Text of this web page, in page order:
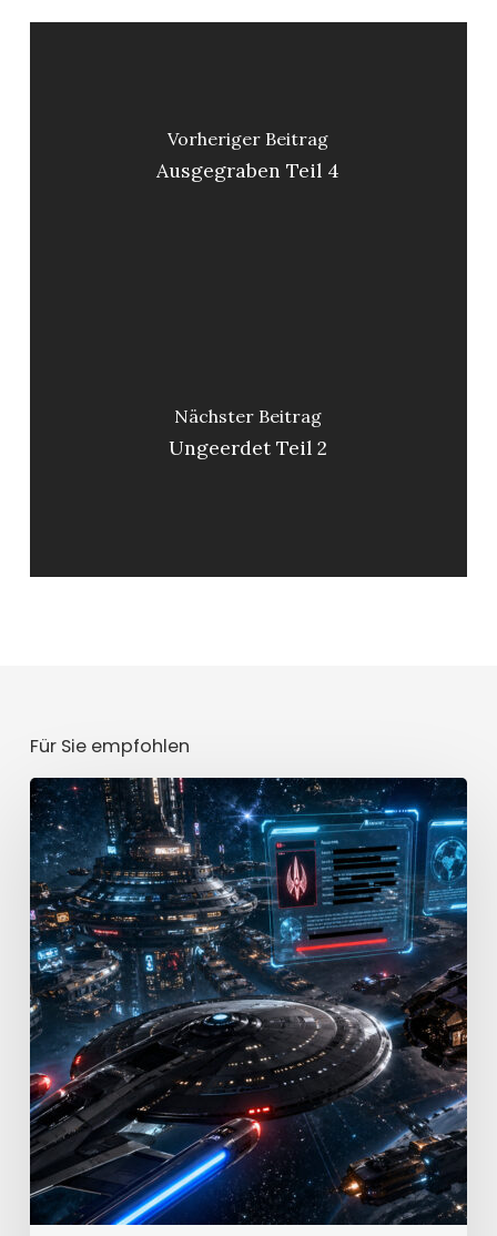
Vorheriger Beitrag
Ausgegraben Teil 4
Nächster Beitrag
Ungeerdet Teil 2
Für Sie empfohlen
Mission
[CLASSIFIED]
Teil
2